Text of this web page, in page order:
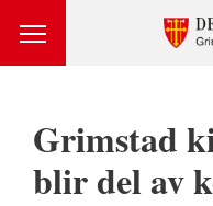
Grimstad
blir del av